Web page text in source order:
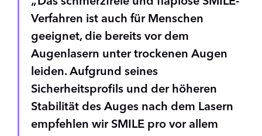
Verfahren ist auch für Menschen
geeignet, die bereits vor dem
Augenlasern unter trockenen Augen
leiden. Aufgrund seines
Sicherheitsprofils und der höheren
Stabilität des Auges nach dem Lasern
empfehlen wir SMILE pro vor allem